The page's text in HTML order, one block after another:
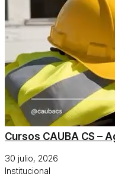
Cursos CAUBA CS –
30 julio, 2026
Institucional